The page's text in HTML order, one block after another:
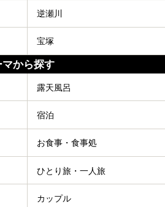
逆瀬川
宝塚
から探す
露天風呂
宿泊
お食事・食事処
ひとり旅・一人旅
カップル